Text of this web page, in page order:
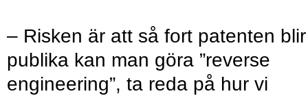
– Risken är att så fort ­patenten blir
publika kan man göra ”reverse
engineering”, ta reda på hur vi